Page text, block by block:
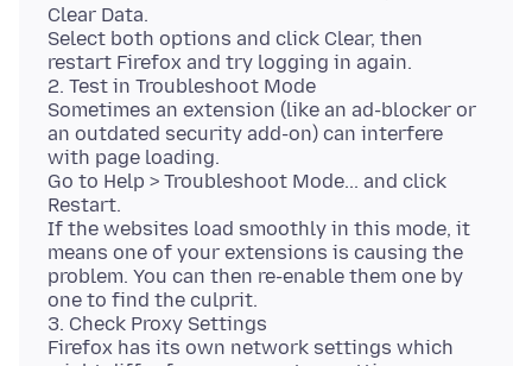
Clear Data.
Select both options and click Clear, then
restart Firefox and try logging in again.
2. Test in Troubleshoot Mode
Sometimes an extension (like an ad-blocker or
an outdated security add-on) can interfere
with page loading.
Go to Help > Troubleshoot Mode... and click
Restart.
If the websites load smoothly in this mode, it
means one of your extensions is causing the
problem. You can then re-enable them one by
one to find the culprit.
3. Check Proxy Settings
Firefox has its own network settings which